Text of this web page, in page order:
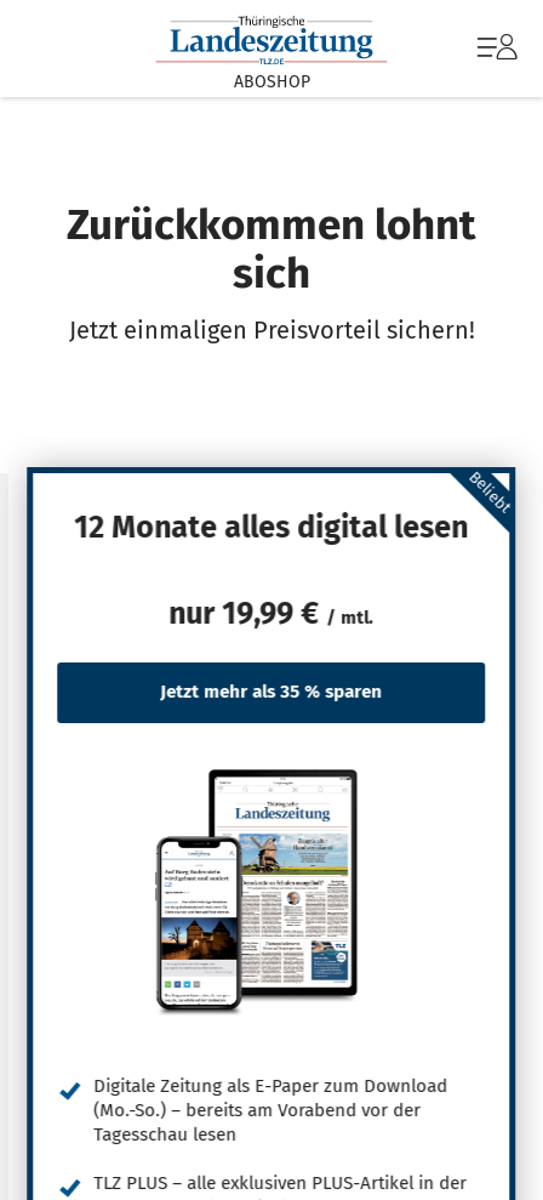
ABOSHOP
Zurückkommen lohnt
sich
Jetzt einmaligen Preisvorteil sichern!
Beliebt
12 Monate alles digital lesen
nur19,99 € / mtl.
Digitale Zeitung als E-Paper zum Download
(Mo.-So.) – bereits am Vorabend vor der
Tagesschau lesen
TLZ PLUS – alle exklusiven PLUS-Artikel in der